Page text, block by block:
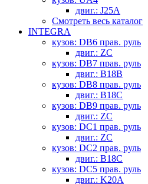
двиг.: J25A
Смотреть весь каталог
INTEGRA
кузов: DB6 прав. руль
двиг.: ZC
кузов: DB7 прав. руль
двиг.: B18B
кузов: DB8 прав. руль
двиг.: B18C
кузов: DB9 прав. руль
двиг.: ZC
кузов: DC1 прав. руль
двиг.: ZC
кузов: DC2 прав. руль
двиг.: B18C
кузов: DC5 прав. руль
двиг.: K20A